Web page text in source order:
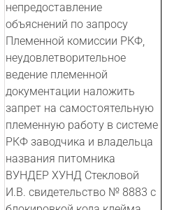
непредоставление
объяснений по запросу
Племенной комиссии РКФ,
неудовлетворительное
ведение племенной
документации наложить
запрет на самостоятельную
племенную работу в системе
РКФ заводчика и владельца
названия питомника
ВУНДЕР ХУНД Стекловой
И.В. свидетельство № 8883 с